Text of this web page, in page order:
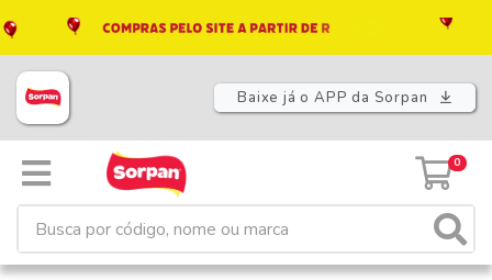
Baixe já o APP da Sorpan
0